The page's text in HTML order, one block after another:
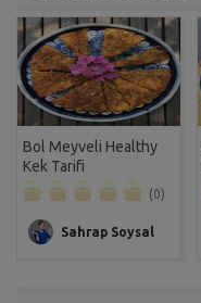
Bol Meyveli Healthy
Kek Tarifi
(0)
Sahrap Soysal